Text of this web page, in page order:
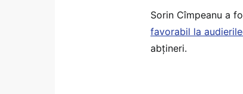
Sorin Cîmpeanu a
favorabil la
abțineri.